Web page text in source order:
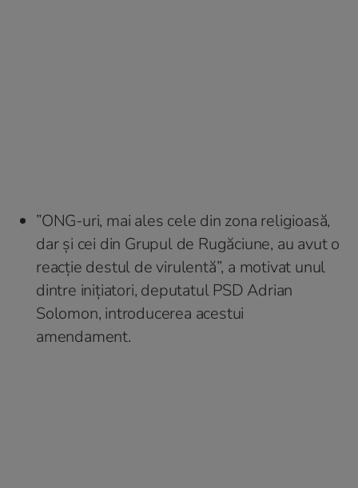
”ONG-uri, mai ales cele din zona religioasă,
dar și cei din Grupul de Rugăciune, au avut o
reacție destul de virulentă”, a motivat unul
dintre inițiatori, deputatul PSD Adrian
Solomon, introducerea acestui
amendament.